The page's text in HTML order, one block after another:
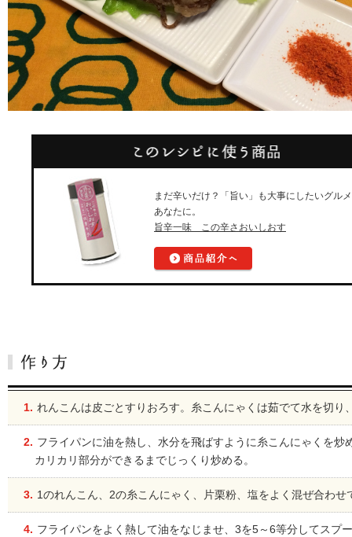
まだ辛いだけ？「旨い」も大事にしたいグル
あなたに。
旨辛一味 この辛さおいしおす
1. れんこんは皮ごとすりおろす。糸こんにゃくは茹でて水を切り
2. フライパンに油を熱し、水分を飛ばすように糸こんにゃくを
カリカリ部分ができるまでじっくり炒める。
3. 1のれんこん、2の糸こんにゃく、片栗粉、塩をよく混ぜ合わせ
4. フライパンをよく熱して油をなじませ、3を5～6等分してスプ